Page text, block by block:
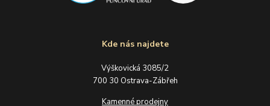
Kde nás najdete
Výškovická 3085/2
700 30 Ostrava-Zábřeh
Kamenné prodejny